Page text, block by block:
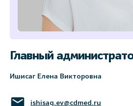
Главный
Ишисаг Елена Викторовна
ishisag.ev@cdmed.ru